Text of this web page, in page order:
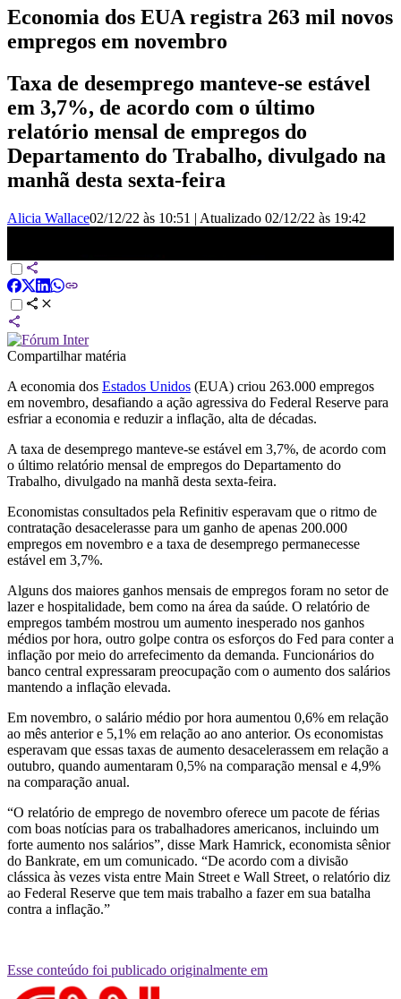
Economia dos EUA registra 263 mil novos
empregos em novembro
Taxa de desemprego manteve-se estável
em 3,7%, de acordo com o último
relatório mensal de empregos do
Departamento do Trabalho, divulgado na
manhã desta sexta-feira
Alicia Wallace02/12/22 às 10:51 | Atualizado 02/12/22 às 19:42
Compartilhar matéria
A economia dos Estados Unidos (EUA) criou 263.000 empregos
em novembro, desafiando a ação agressiva do Federal Reserve para
esfriar a economia e reduzir a inflação, alta de décadas.
A taxa de desemprego manteve-se estável em 3,7%, de acordo com
o último relatório mensal de empregos do Departamento do
Trabalho, divulgado na manhã desta sexta-feira.
Economistas consultados pela Refinitiv esperavam que o ritmo de
contratação desacelerasse para um ganho de apenas 200.000
empregos em novembro e a taxa de desemprego permanecesse
estável em 3,7%.
Alguns dos maiores ganhos mensais de empregos foram no setor de
lazer e hospitalidade, bem como na área da saúde. O relatório de
empregos também mostrou um aumento inesperado nos ganhos
médios por hora, outro golpe contra os esforços do Fed para conter a
inflação por meio do arrefecimento da demanda. Funcionários do
banco central expressaram preocupação com o aumento dos salários
mantendo a inflação elevada.
Em novembro, o salário médio por hora aumentou 0,6% em relação
ao mês anterior e 5,1% em relação ao ano anterior. Os economistas
esperavam que essas taxas de aumento desacelerassem em relação a
outubro, quando aumentaram 0,5% na comparação mensal e 4,9%
na comparação anual.
“O relatório de emprego de novembro oferece um pacote de férias
com boas notícias para os trabalhadores americanos, incluindo um
forte aumento nos salários”, disse Mark Hamrick, economista sênior
do Bankrate, em um comunicado. “De acordo com a divisão
clássica às vezes vista entre Main Street e Wall Street, o relatório diz
ao Federal Reserve que tem mais trabalho a fazer em sua batalha
contra a inflação.”
Esse conteúdo foi publicado originalmente em